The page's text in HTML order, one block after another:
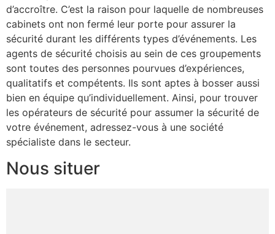
d’accroître. C’est la raison pour laquelle de nombreuses
cabinets ont non fermé leur porte pour assurer la
sécurité durant les différents types d’événements. Les
agents de sécurité choisis au sein de ces groupements
sont toutes des personnes pourvues d’expériences,
qualitatifs et compétents. Ils sont aptes à bosser aussi
bien en équipe qu’individuellement. Ainsi, pour trouver
les opérateurs de sécurité pour assumer la sécurité de
votre événement, adressez-vous à une société
spécialiste dans le secteur.
Nous situer